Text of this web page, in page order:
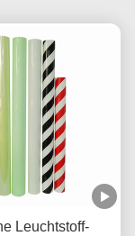
Leuchtstoff-